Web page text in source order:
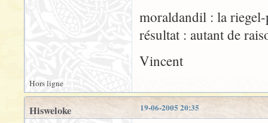
moraldandil : la
résultat : autant de
Vincent
Hors ligne
19-06-2005 20:35
Hisweloke